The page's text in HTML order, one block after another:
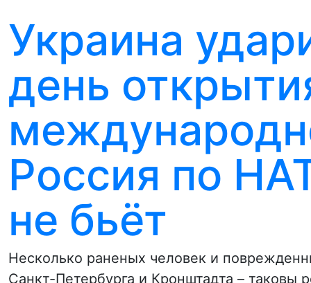
Украина
день
Россия по
не бьёт
Несколько раненых человек и
Санкт-Петербурга и Кронштадта – таковы